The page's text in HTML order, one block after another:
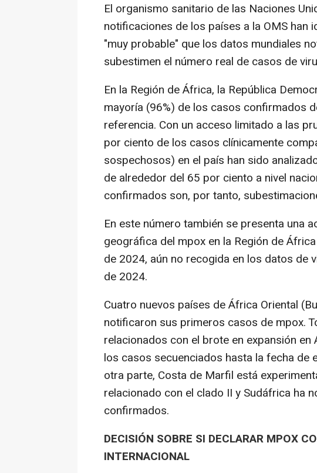
El organismo sanitario de las Naciones
notificaciones de los países a la OMS han
"muy probable" que los datos mundiales
subestimen el número real de casos de
En la Región de África, la República
mayoría (96%) de los casos confirmados
referencia. Con un acceso limitado a las
por ciento de los casos clínicamente
sospechosos) en el país han sido
de alrededor del 65 por ciento a nivel
confirmados son, por tanto,
En este número también se presenta una
geográfica del mpox en la Región de
de 2024, aún no recogida en los datos de
de 2024.
Cuatro nuevos países de África Oriental
notificaron sus primeros casos de mpox.
relacionados con el brote en expansión
los casos secuenciados hasta la fecha de
otra parte, Costa de Marfil está
relacionado con el clado II y Sudáfrica ha
confirmados.
DECISIÓN SOBRE SI DECLARAR MPOX
INTERNACIONAL